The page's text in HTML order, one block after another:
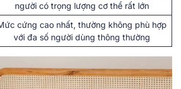
người có trọng lượng cơ thể rất lớn
cứng cao nhất, thường không phù hợp
với đa số người dùng thông thường